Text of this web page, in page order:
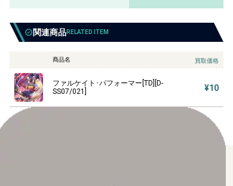
関連商品RELATED ITEM
商品名 買取価格
ファルケイト･パフォーマー[TD][D-
SS07/021]
¥10